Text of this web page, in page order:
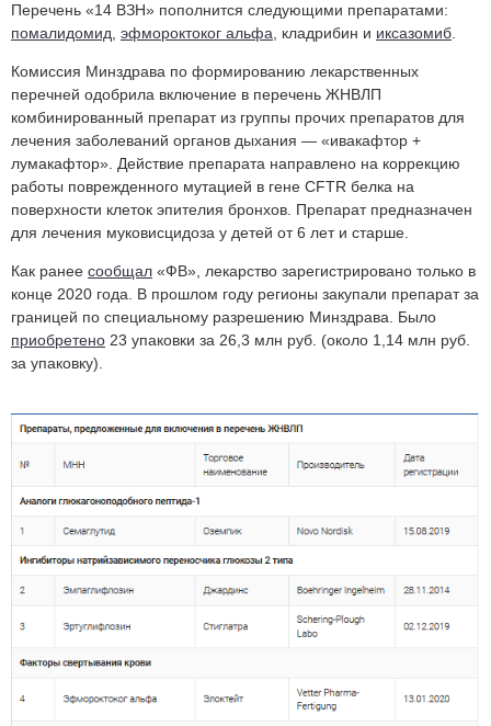
Перечень «14 ВЗН» пополнится следующими препаратами:
помалидомид эфмороктоког альфа , кладрибин и иксазомиб
Комиссия Минздрава по формированию лекарственных
перечней одобрила включение в перечень ЖНВЛП
комбинированный препарат из группы прочих препаратов для
лечения заболеваний органов дыхания — «ивакафтор +
лумакафтор». Действие препарата направлено на коррекцию
работы поврежденного мутацией в гене CFTR белка на
поверхности клеток эпителия бронхов. Препарат предназначен
для лечения муковисцидоза у детей от 6 лет и старше.
Как ранее сообщал «ФВ», лекарство зарегистрировано только в
конце 2020 года. В прошлом году регионы закупали препарат за
границей по специальному разрешению Минздрава. Было
приобретено 23 упаковки за 26,3 млн руб. (около 1,14 млн руб.
за упаковку).